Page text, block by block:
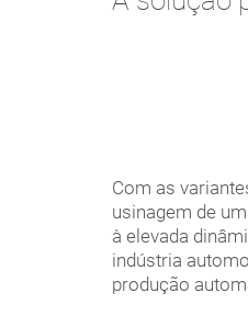
Com as
usinagem de
à elevada
indústria
produção